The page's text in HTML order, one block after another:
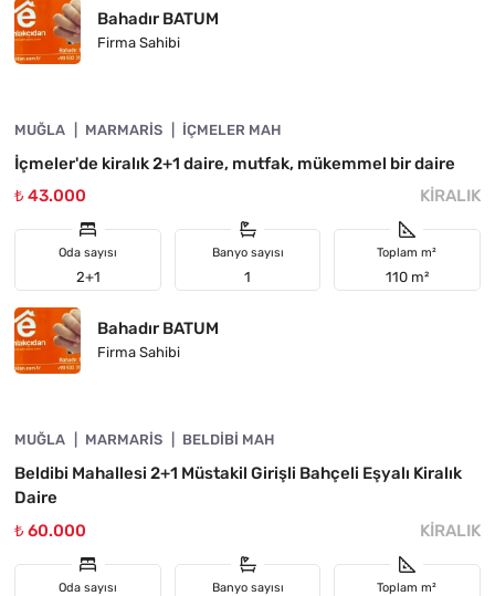
Bahadır BATUM
Firma Sahibi
ACIL
MUĞLA MARMARIS İÇMELER MAH
İçmeler'de kiralık 2+1 daire, mutfak, mükemmel bir daire
₺ 43.000
KIRALIK
Oda sayısı
2+1
Banyo sayısı
1
Toplam m²
110 m²
Bahadır BATUM
Firma Sahibi
ÖNE ÇIKAN
MUĞLA MARMARIS BELDIBI MAH
Beldibi Mahallesi 2+1 Müstakil Girişli Bahçeli Eşyalı Kiralık
Daire
₺ 60.000
KIRALIK
Oda sayısı Banyo sayısı Toplam m²